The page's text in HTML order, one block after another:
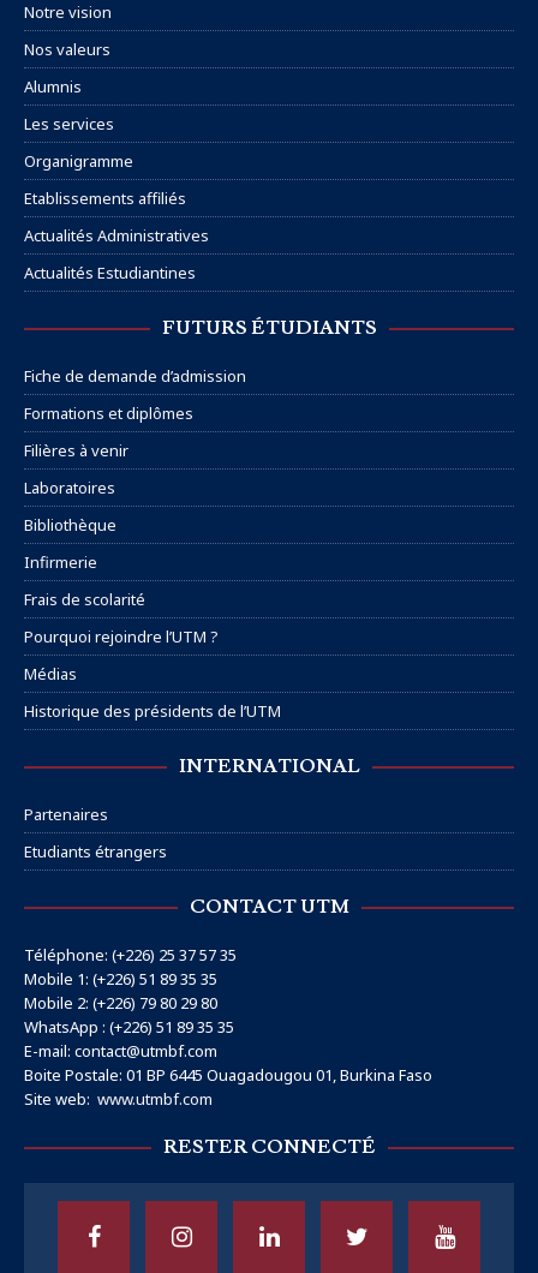
Notre vision
Nos valeurs
Alumnis
Les services
Organigramme
Etablissements affiliés
Actualités Administratives
Actualités Estudiantines
FUTURS ÉTUDIANTS
Fiche de demande d’admission
Formations et diplômes
Filières à venir
Laboratoires
Bibliothèque
Infirmerie
Frais de scolarité
Pourquoi rejoindre l’UTM ?
Médias
Historique des présidents de l’UTM
INTERNATIONAL
Partenaires
Etudiants étrangers
CONTACT UTM
Téléphone: (+226) 25 37 57 35
Mobile 1: (+226) 51 89 35 35
Mobile 2: (+226) 79 80 29 80
WhatsApp : (+226) 51 89 35 35
E-mail: contact@utmbf.com
Boite Postale: 01 BP 6445 Ouagadougou 01, Burkina Faso
Site web: www.utmbf.com
RESTER CONNECTÉ